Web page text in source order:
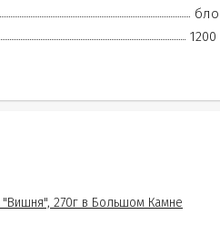
1200